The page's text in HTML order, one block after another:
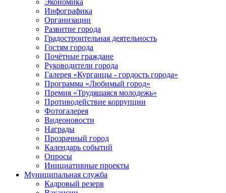
Экономика
Инфографика
Организации
Развитие города
Градостроительная деятельность
Гостям города
Почётные граждане
Руководители города
Галерея «Курганцы - гордость города»
Программа «Любимый город»
Премия «Трудящаяся молодежь»
Противодействие коррупции
Фотогалерея
Видеоновости
Награды
Прозрачный город
Календарь событий
Опросы
Инициативные проекты
Муниципальная служба
Кадровый резерв